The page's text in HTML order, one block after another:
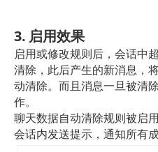
3. 启用效果
启用或修改规则后，会话中
清除，此后产生的新消息，
动清除。而且消息一旦被清
作。
聊天数据自动清除规则被启
会话内发送提示，通知所有成